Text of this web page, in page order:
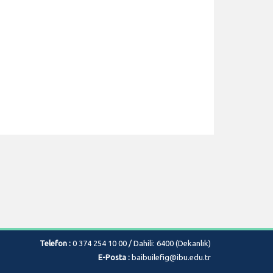
Telefon : 0 374 254 10 00 / Dahili: 6400 (Dekanlık)
E-Posta : baibuilefig@ibu.edu.tr